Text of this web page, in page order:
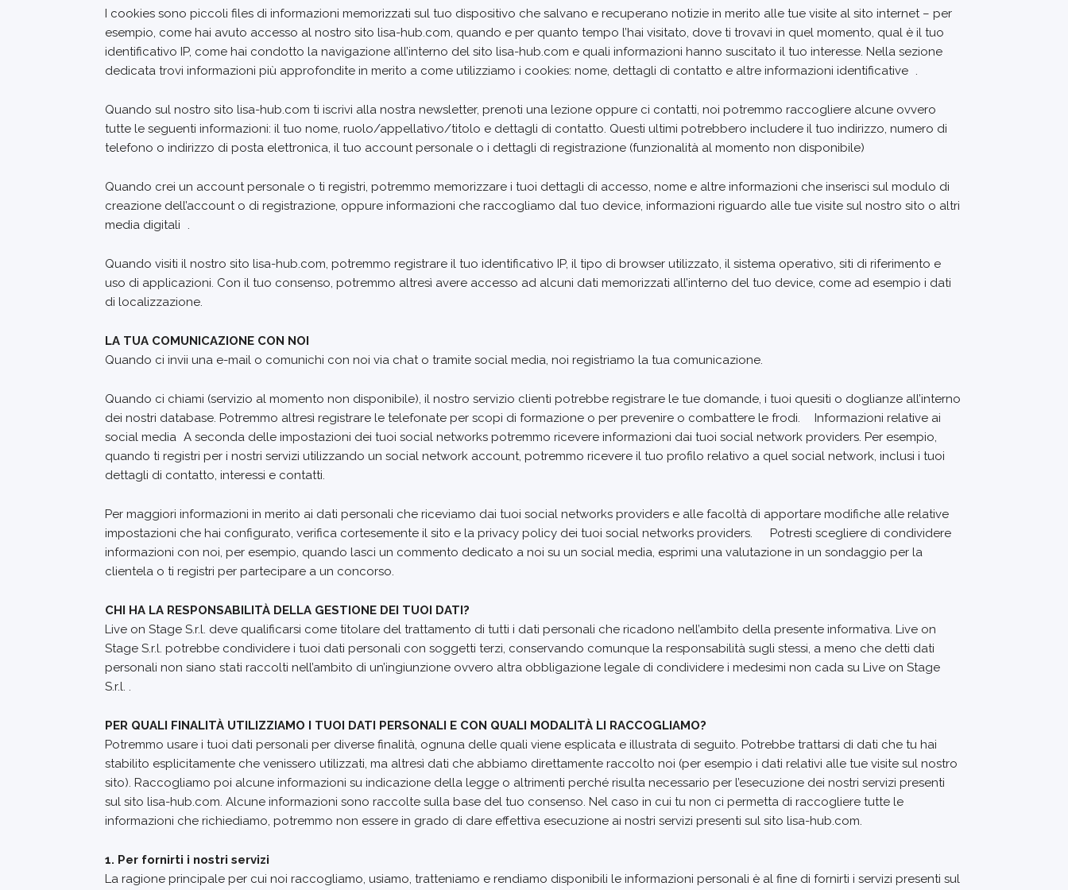
I cookies sono piccoli files di informazioni memorizzati sul tuo dispositivo che salvano e recuperano notizie in merito alle tue visite al sito internet – per
esempio, come hai avuto accesso al nostro sito lisa-hub.com, quando e per quanto tempo l’hai visitato, dove ti trovavi in quel momento, qual è il tuo
identificativo IP, come hai condotto la navigazione all’interno del sito lisa-hub.com e quali informazioni hanno suscitato il tuo interesse. Nella sezione
dedicata trovi informazioni più approfondite in merito a come utilizziamo i cookies: nome, dettagli di contatto e altre informazioni identificative .
Quando sul nostro sito lisa-hub.com ti iscrivi alla nostra newsletter, prenoti una lezione oppure ci contatti, noi potremmo raccogliere alcune ovvero
tutte le seguenti informazioni: il tuo nome, ruolo/appellativo/titolo e dettagli di contatto. Questi ultimi potrebbero includere il tuo indirizzo, numero di
telefono o indirizzo di posta elettronica, il tuo account personale o i dettagli di registrazione (funzionalità al momento non disponibile)
Quando crei un account personale o ti registri, potremmo memorizzare i tuoi dettagli di accesso, nome e altre informazioni che inserisci sul modulo di
creazione dell’account o di registrazione, oppure informazioni che raccogliamo dal tuo device, informazioni riguardo alle tue visite sul nostro sito o altri
media digitali .
Quando visiti il nostro sito lisa-hub.com, potremmo registrare il tuo identificativo IP, il tipo di browser utilizzato, il sistema operativo, siti di riferimento e
uso di applicazioni. Con il tuo consenso, potremmo altresì avere accesso ad alcuni dati memorizzati all’interno del tuo device, come ad esempio i dati
di localizzazione.
LA TUA COMUNICAZIONE CON NOI
Quando ci invii una e-mail o comunichi con noi via chat o tramite social media, noi registriamo la tua comunicazione.
Quando ci chiami (servizio al momento non disponibile), il nostro servizio clienti potrebbe registrare le tue domande, i tuoi quesiti o doglianze all’interno
dei nostri database. Potremmo altresì registrare le telefonate per scopi di formazione o per prevenire o combattere le frodi. Informazioni relative ai
social media A seconda delle impostazioni dei tuoi social networks potremmo ricevere informazioni dai tuoi social network providers. Per esempio,
quando ti registri per i nostri servizi utilizzando un social network account, potremmo ricevere il tuo profilo relativo a quel social network, inclusi i tuoi
dettagli di contatto, interessi e contatti.
Per maggiori informazioni in merito ai dati personali che riceviamo dai tuoi social networks providers e alle facoltà di apportare modifiche alle relative
impostazioni che hai configurato, verifica cortesemente il sito e la privacy policy dei tuoi social networks providers. Potresti scegliere di condividere
informazioni con noi, per esempio, quando lasci un commento dedicato a noi su un social media, esprimi una valutazione in un sondaggio per la
clientela o ti registri per partecipare a un concorso.
CHI HA LA RESPONSABILITÀ DELLA GESTIONE DEI TUOI DATI?
Live on Stage S.r.l. deve qualificarsi come titolare del trattamento di tutti i dati personali che ricadono nell’ambito della presente informativa. Live on
Stage S.r.l. potrebbe condividere i tuoi dati personali con soggetti terzi, conservando comunque la responsabilità sugli stessi, a meno che detti dati
personali non siano stati raccolti nell’ambito di un’ingiunzione ovvero altra obbligazione legale di condividere i medesimi non cada su Live on Stage
S.r.l. .
PER QUALI FINALITÀ UTILIZZIAMO I TUOI DATI PERSONALI E CON QUALI MODALITÀ LI RACCOGLIAMO?
Potremmo usare i tuoi dati personali per diverse finalità, ognuna delle quali viene esplicata e illustrata di seguito. Potrebbe trattarsi di dati che tu hai
stabilito esplicitamente che venissero utilizzati, ma altresì dati che abbiamo direttamente raccolto noi (per esempio i dati relativi alle tue visite sul nostro
sito). Raccogliamo poi alcune informazioni su indicazione della legge o altrimenti perché risulta necessario per l’esecuzione dei nostri servizi presenti
sul sito lisa-hub.com. Alcune informazioni sono raccolte sulla base del tuo consenso. Nel caso in cui tu non ci permetta di raccogliere tutte le
informazioni che richiediamo, potremmo non essere in grado di dare effettiva esecuzione ai nostri servizi presenti sul sito lisa-hub.com.
1. Per fornirti i nostri servizi
La ragione principale per cui noi raccogliamo, usiamo, tratteniamo e rendiamo disponibili le informazioni personali è al fine di fornirti i servizi presenti sul